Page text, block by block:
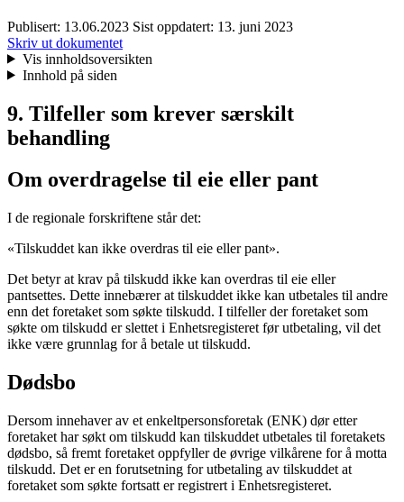
Publisert: 13.06.2023 Sist oppdatert: 13. juni 2023
Skriv ut dokumentet
Vis innholdsoversikten
Innhold på siden
9. Tilfeller som krever særskilt
behandling
Om overdragelse til eie eller pant
I de regionale forskriftene står det:
«Tilskuddet kan ikke overdras til eie eller pant».
Det betyr at krav på tilskudd ikke kan overdras til eie eller
pantsettes. Dette innebærer at tilskuddet ikke kan utbetales til andre
enn det foretaket som søkte tilskudd. I tilfeller der foretaket som
søkte om tilskudd er slettet i Enhetsregisteret før utbetaling, vil det
ikke være grunnlag for å betale ut tilskudd.
Dødsbo
Dersom innehaver av et enkeltpersonsforetak (ENK) dør etter
foretaket har søkt om tilskudd kan tilskuddet utbetales til foretakets
dødsbo, så fremt foretaket oppfyller de øvrige vilkårene for å motta
tilskudd. Det er en forutsetning for utbetaling av tilskuddet at
foretaket som søkte fortsatt er registrert i Enhetsregisteret.